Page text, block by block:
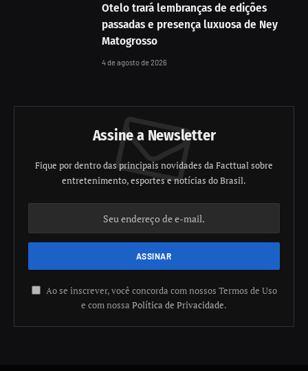
Otelo trará lembranças de edições
passadas e presença luxuosa de Ney
Matogrosso
4 de agosto de 2026
Assine a Newsletter
Fique por dentro das principais novidades da Facttual sobre
entretenimento, esportes e notícias do Brasil.
Ao se inscrever, você concorda com nossos Termos de Uso
e com nossa Política de Privacidade.